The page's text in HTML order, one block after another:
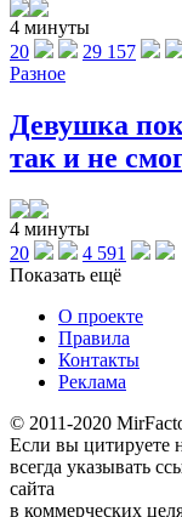
4 минуты
20
29 157
Разное
Девушка
так и не
4 минуты
20
4 591
Показать ещё
О проекте
Правила
Контакты
Реклама
© 2011-2020
Если вы цитируете
всегда указывать
сайта
в коммерческих